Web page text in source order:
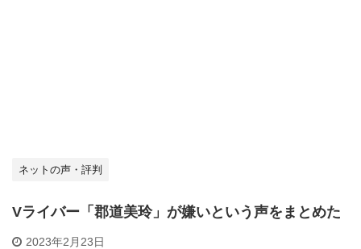
ネットの声・評判
Vライバー「郡道美玲」が嫌いという声をまとめた
2023年2月23日